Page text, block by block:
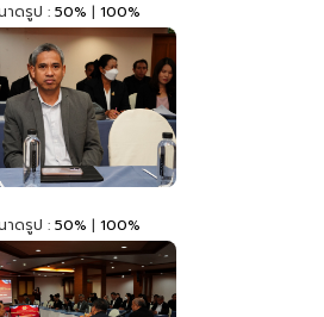
าดรูป : 50% | 100%
าดรูป : 50% | 100%